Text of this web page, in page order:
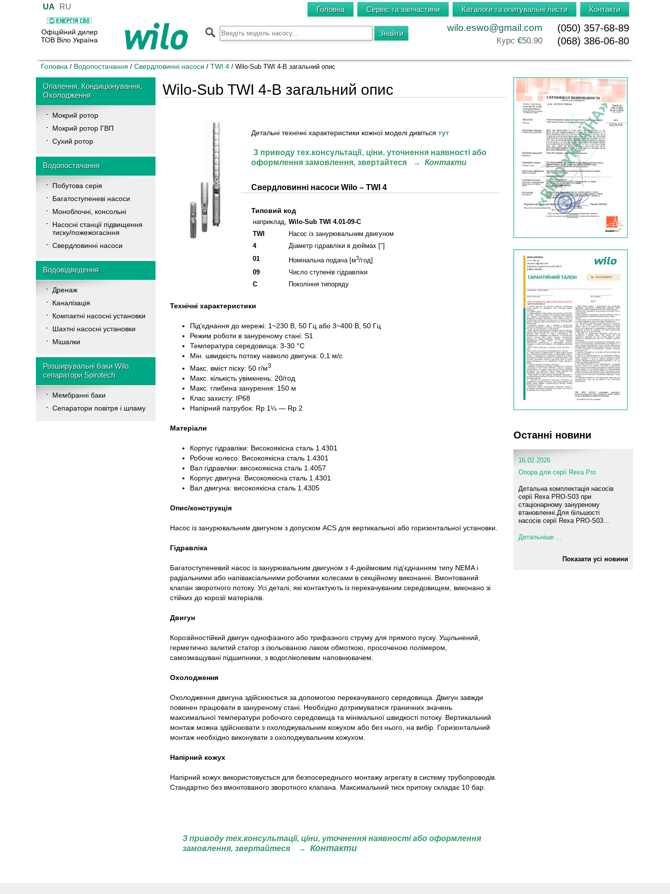
UA RU
Офіційний дилер
ТОВ Віло Україна
Головна Сервіс та запчастини Каталоги та опитувальні листи Контакти
(050) 357-68-89
(068) 386-06-80
wilo.eswo@gmail.com
Курс €50.90
Головна / Водопостачання / Свердловинні насоси / TWI 4 / Wilo-Sub TWI 4-B загальний опис
Опалення, Кондиціонування,
Охолодження
Мокрий ротор
Мокрий ротор ГВП
Сухий ротор
Водопостачання
Побутова серія
Багатоступеневі насоси
Моноблочні, консольні
Насосні станції підвищення
тиску/пожежогасіння
Свердловинні насоси
Водовідведення
Дренаж
Каналізація
Компактні насосні установки
Шахтні насосні установки
Мішалки
Розширувальні баки Wilo,
сепаратори Spirotech
Мембранні баки
Cепаратори повітря і шламу
Wilo-Sub TWI 4-B загальний опис
Детальні технічні характеристики кожної моделі дивітьсятут
З приводу тех.консультації, ціни,уточнення наявності або
оформлення замовлення, звертайтеся
→ Контакти
Свердловинні насоси Wilo – TWI 4
Типовий код
наприклад, Wilo-Sub TWI 4.01-09-C
TWI
Насос із занурювальним двигуном
4
Діаметр гідравліки в дюймах ["]
01
Номінальна подача [м3/год]
09
Число ступенів гідравліки
C
Покоління типоряду
Технічні характеристики
Під’єднання до мережі: 1~230 В, 50 Гц або 3~400 В, 50 Гц
Режим роботи в зануреному стані: S1
Температура середовища: 3-30 °C
Мін. швидкість потоку навколо двигуна: 0,1 м/с
Макс. вміст піску: 50 г/м3
Макс. кількість увімкнень: 20/год
Макс. глибина занурення: 150 м
Клас захисту: IP68
Напірний патрубок: Rp 1¼ — Rp 2
Матеріали
Корпус гідравліки: Високоякісна сталь 1.4301
Робоче колесо: Високоякісна сталь 1.4301
Вал гідравліки: високоякісна сталь 1.4057
Корпус двигуна: Високоякісна сталь 1.4301
Вал двигуна: високоякісна сталь 1.4305
Опис/конструкція
Насос із занурювальним двигуном з допуском ACS для вертикальної або горизонтальної установки.
Гідравліка
Багатоступеневий насос із занурювальним двигуном з 4-дюймовим під'єднанням типу NEMA і
радіальними або напіваксіальними робочими колесами в секційному виконанні. Вмонтований
клапан зворотного потоку. Усі деталі, які контактують із перекачуваним середовищем, виконано зі
стійких до корозії матеріалів.
Двигун
Корозійностійкий двигун однофазного або трифазного струму для прямого пуску. Ущільнений,
герметично залитий статор з ізольованою лаком обмоткою, просоченою полімером,
самозмащувані підшипники, з водогліколевим наповнювачем.
Охолодження
Охолодження двигуна здійснюється за допомогою перекачуваного середовища. Двигун завжди
повинен працювати в зануреному стані. Необхідно дотримуватися граничних значень
максимальної температури робочого середовища та мінімальної швидкості потоку. Вертикальний
монтаж можна здійснювати з охолоджувальним кожухом або без нього, на вибір. Горизонтальний
монтаж необхідно виконувати з охолоджувальним кожухом.
Напірний кожух
Напірний кожух використовується для безпосереднього монтажу агрегату в систему трубопроводів.
Стандартно без вмонтованого зворотного клапана. Максимальний тиск притоку складає 10 бар.
З приводу тех.консультації, ціни, уточнення наявності або оформлення
замовлення, звертайтеся
→ Контакти
Останні новини
16.02.2026
Опора для серії Rexa Pro
Детальна комплектація насосів
серії Rexa PRO-S03 при
стаціонарному зануреному
втановленні.Для більшості
насосів серії Rexa PRO-S03...
Детальніше ...
Показати усі новини